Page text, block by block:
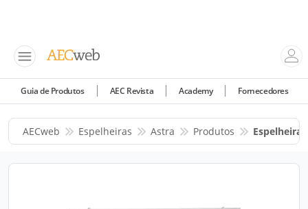
Guia de Produtos AEC Revista Academy Fornecedores
AECweb Espelheiras Astra Produtos Espelheira